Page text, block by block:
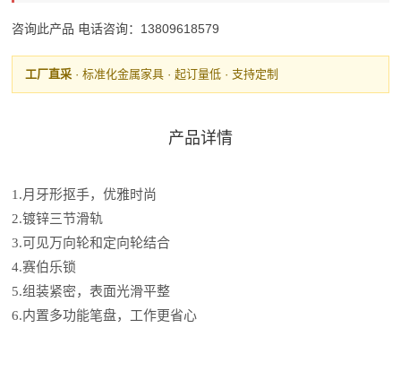
咨询此产品 电话咨询：13809618579
工厂直采 · 标准化金属家具 · 起订量低 · 支持定制
产品详情
1.月牙形抠手，优雅时尚
2.镀锌三节滑轨
3.可见万向轮和定向轮结合
4.赛伯乐锁
5.组装紧密，表面光滑平整
6.内置多功能笔盘，工作更省心